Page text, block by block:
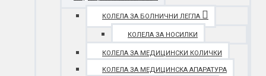
КОЛЕЛА ЗА БОЛНИЧНИ ЛЕГЛА
КОЛЕЛА ЗА НОСИЛКИ
КОЛЕЛА ЗА МЕДИЦИНСКИ КОЛИЧКИ
КОЛЕЛА ЗА МЕДИЦИНСКА АПАРАТУРА